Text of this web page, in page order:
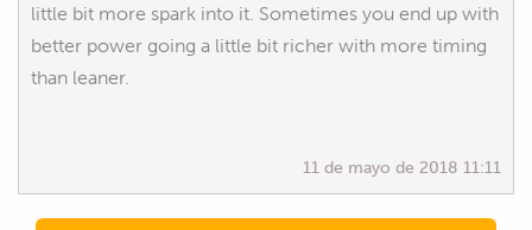
little bit more spark into it. Sometimes you end up with
better power going a little bit richer with more timing
than leaner.
11 de mayo de 2018 11:11